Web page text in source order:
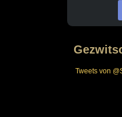
Tweets von